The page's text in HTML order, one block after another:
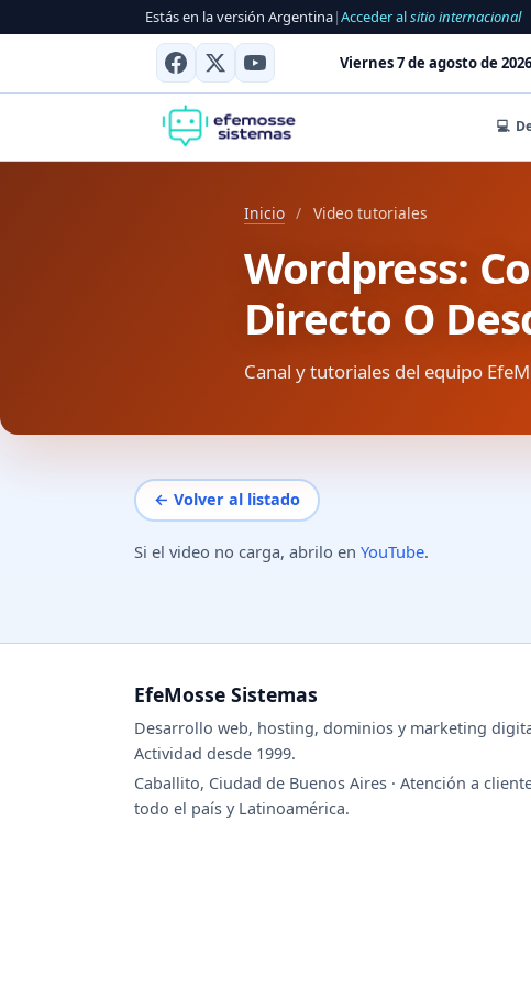
Estás en la versión Argentina|Acceder alsitio internacional
Viernes 7 de agosto de 2026
💻
Inicio / Video tutoriales
Wordpress:
Directo O
Canal y tutoriales del equipo
← Volver al listado
Si el video no carga, abrilo en YouTube.
EfeMosse Sistemas
Desarrollo web, hosting, dominios y marketing
Actividad desde 1999.
Caballito, Ciudad de Buenos Aires · Atención a
todo el país y Latinoamérica.